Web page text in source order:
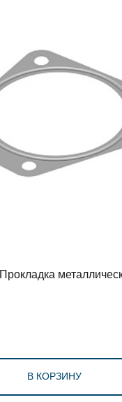
650.1203165 Прокладка
В КОРЗИНУ